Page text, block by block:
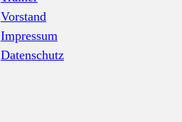
Vorstand
Impressum
Datenschutz